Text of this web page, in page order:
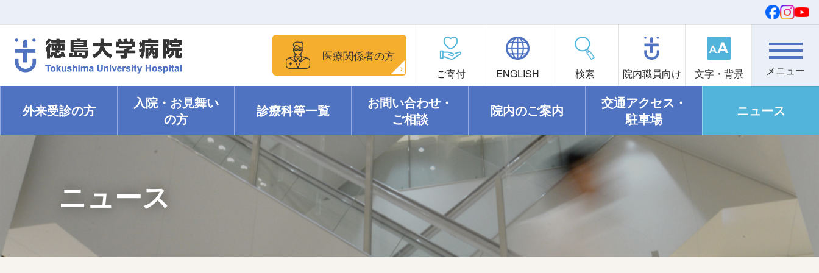
医療関係者の方
ご寄付 ENGLISH 検索 院内職員向け 文字・背景
外来受診の方 入院・ お見舞い
の方
診療科等一覧
お問い合わせ・
ご相談
院内のご案内
交通アクセス・
駐車場
ニュース
ニュース